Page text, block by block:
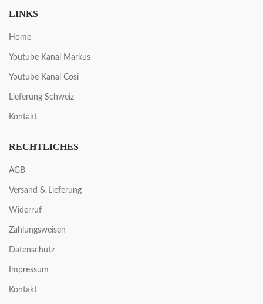
LINKS
Home
Youtube Kanal Markus
Youtube Kanal Cosi
Lieferung Schweiz
Kontakt
RECHTLICHES
AGB
Versand & Lieferung
Widerruf
Zahlungsweisen
Datenschutz
Impressum
Kontakt